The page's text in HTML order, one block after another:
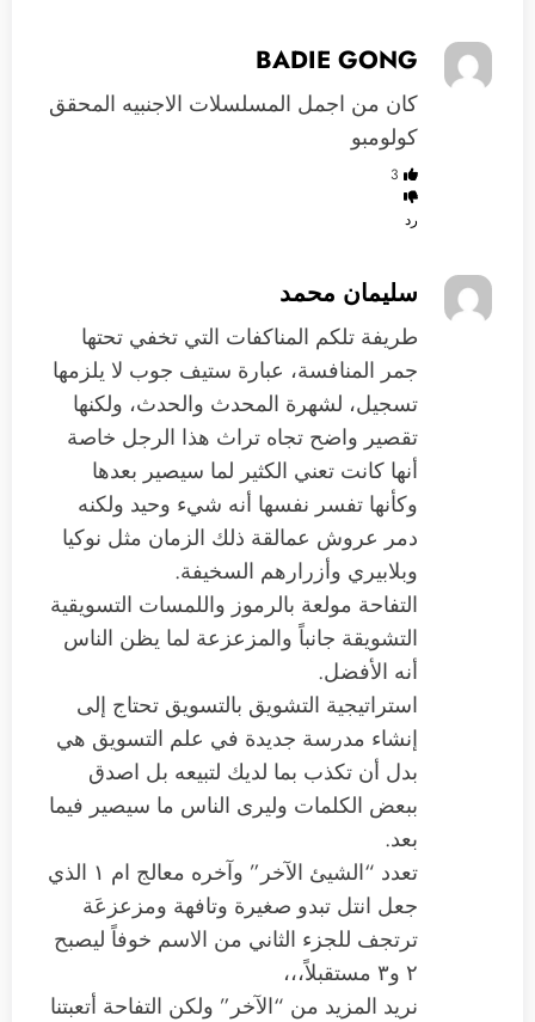
BADIE GONG
كان من اجمل المسلسلات الاجنبيه المحقق
كولومبو
3
رد
سليمان محمد
طريفة تلكم المناكفات التي تخفي تحتها
جمر المنافسة، عبارة ستيف جوب لا يلزمها
تسجيل، لشهرة المحدث والحدث، ولكنها
تقصير واضح تجاه تراث هذا الرجل خاصة
أنها كانت تعني الكثير لما سيصير بعدها
وكأنها تفسر نفسها أنه شيء وحيد ولكنه
دمر عروش عمالقة ذلك الزمان مثل نوكيا
وبلابيري وأزرارهم السخيفة.
التفاحة مولعة بالرموز واللمسات التسويقية
التشويقة جانباً والمزعزعة لما يظن الناس
أنه الأفضل.
استراتيجية التشويق بالتسويق تحتاج إلى
إنشاء مدرسة جديدة في علم التسويق هي
بدل أن تكذب بما لديك لتبيعه بل اصدق
ببعض الكلمات وليرى الناس ما سيصير فيما
بعد.
تعدد “الشيئ الآخر” وآخره معالج ام ١ الذي
جعل انتل تبدو صغيرة وتافهة ومزعزعَة
ترتجف للجزء الثاني من الاسم خوفاً ليصبح
٢ و٣ مستقبلاً،،،
نريد المزيد من “الآخر” ولكن التفاحة أتعبتنا